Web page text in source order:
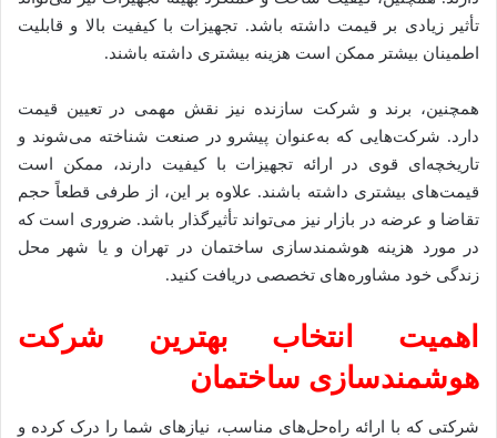
تأثیر زیادی بر قیمت داشته باشد. تجهیزات با کیفیت بالا و قابلیت
اطمینان بیشتر ممکن است هزینه بیشتری داشته باشند.
همچنین، برند و شرکت سازنده نیز نقش مهمی در تعیین قیمت
دارد. شرکت‌هایی که به‌عنوان پیشرو در صنعت شناخته می‌شوند و
تاریخچه‌ای قوی در ارائه تجهیزات با کیفیت دارند، ممکن است
قیمت‌های بیشتری داشته باشند. علاوه بر این، از طرفی قطعاً حجم
تقاضا و عرضه در بازار نیز می‌تواند تأثیرگذار باشد. ضروری است که
در مورد هزینه هوشمندسازی ساختمان در تهران و یا شهر محل
زندگی خود مشاوره‌های تخصصی دریافت کنید.
اهمیت انتخاب بهترین شرکت
هوشمندسازی ساختمان
شرکتی که با ارائه راه‌حل‌های مناسب، نیازهای شما را درک کرده و